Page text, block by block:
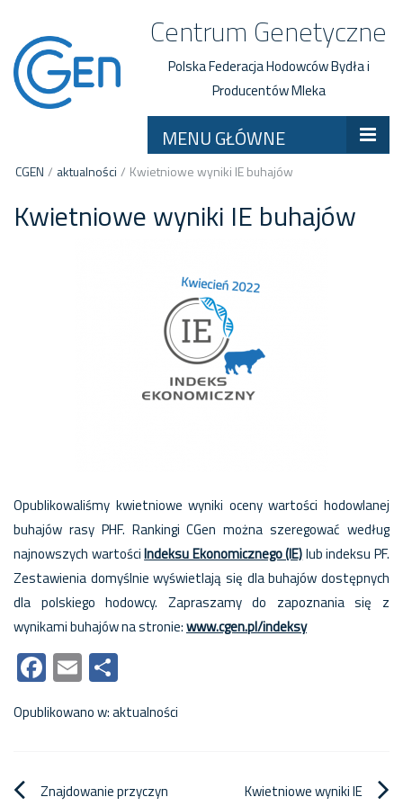
Centrum Genetyczne
Polska Federacja Hodowców Bydła i
Producentów Mleka
MENU GŁÓWNE
CGEN / aktualności / Kwietniowe wyniki IE buhajów
Kwietniowe wyniki IE buhajów
Opublikowaliśmy kwietniowe wyniki oceny wartości hodowlanej
buhajów rasy PHF. Rankingi CGen można szeregować według
najnowszych wartościIndeksu Ekonomicznego (IE)lub indeksu PF.
Zestawienia domyślnie wyświetlają się dla buhajów dostępnych
dla polskiego hodowcy. Zapraszamy do zapoznania się z
wynikami buhajów na stronie:www.cgen.pl/indeksy
Facebook
Email
Opublikowano w:aktualności
Nawigacja
Znajdowanie przyczyn
Kwietniowe wyniki IE